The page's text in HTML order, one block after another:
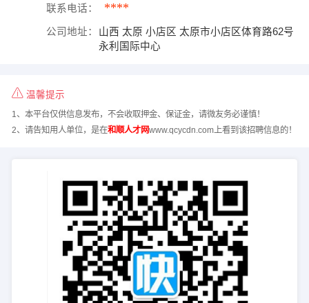
联系电话： ****
公司地址：
山西 太原 小店区 太原市小店区体育路62号
永利国际中心
温馨提示
1、本平台仅供信息发布，不会收取押金、保证金，请微友务必谨慎！
2、请告知用人单位，是在和顺人才网www.qcycdn.com上看到该招聘信息的！